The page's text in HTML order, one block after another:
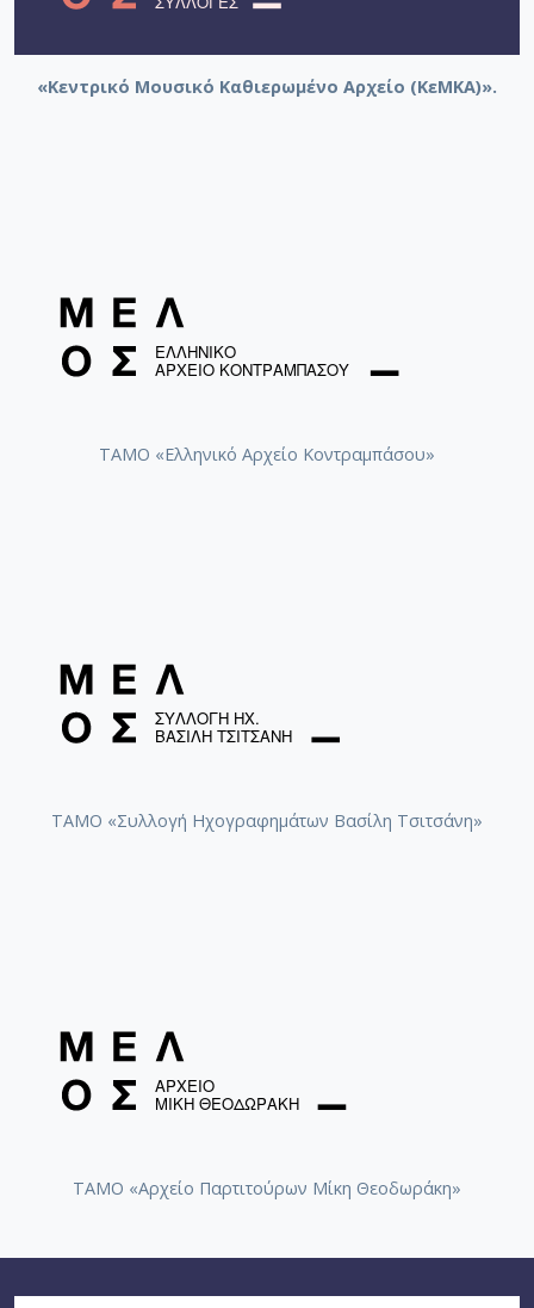
«Κεντρικό Μουσικό Καθιερωμένο Αρχείο (ΚεΜΚΑ)».
ΤΑΜΟ «Ελληνικό Αρχείο Κοντραμπάσου»
ΤΑΜΟ «Συλλογή Ηχογραφημάτων Βασίλη Τσιτσάνη»
ΤΑΜΟ «Αρχείο Παρτιτούρων Μίκη Θεοδωράκη»